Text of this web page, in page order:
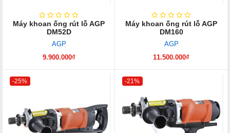
Máy khoan ống rút lỗ AGP
DM52D
AGP
9.900.000₫
Máy khoan ống rút lỗ AGP
DM160
AGP
11.500.000₫
-25% -21%